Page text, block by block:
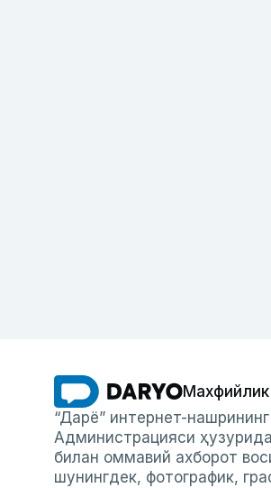
“Дарё” интернет-
Администрацияси
билан оммавий ахборот
шунингдек, фотографик,